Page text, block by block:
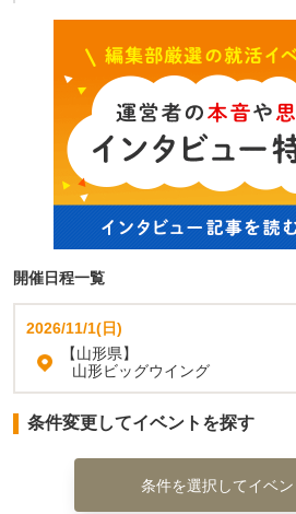
開催日程一覧
2026/11/1(日)
【山形県】
山形ビッグウイング
条件変更してイベントを探す
条件を選択してイベ